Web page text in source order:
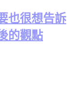
也很想告訴
的觀點